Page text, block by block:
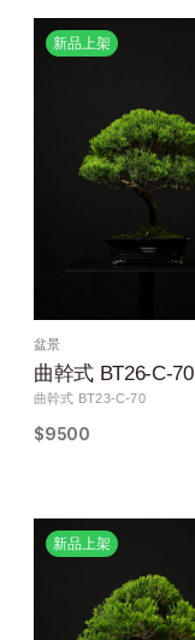
新品上架
盆景
曲幹式 BT26-C-70
曲幹式 BT23-C-70
$9500
新品上架